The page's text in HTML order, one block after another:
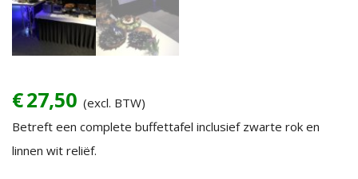
€27,50 (excl. BTW)
Betreft een complete buffettafel inclusief zwarte rok en
linnen wit reliëf.